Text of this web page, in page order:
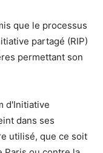
que le processus
partagé (RIP)
permettant son
d'Initiative
dans ses
utilisé, que ce soit